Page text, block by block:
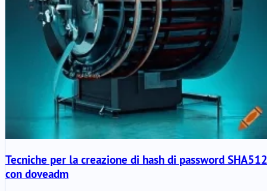
Tecniche per la creazione di hash di password SHA512
con doveadm